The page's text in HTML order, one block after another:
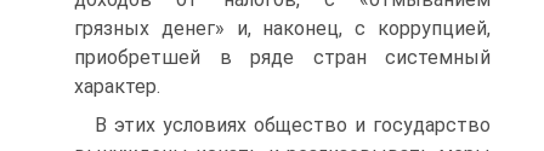
грязных денег» и, наконец, с коррупцией,
приобретшей в ряде стран системный
характер.
В этих условиях общество и государство